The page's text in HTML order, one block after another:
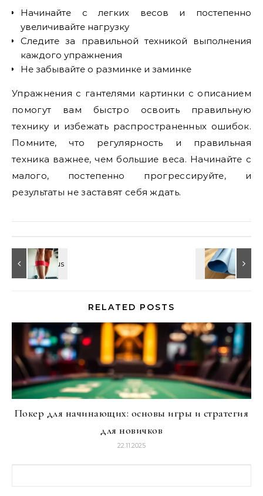
Начинайте с легких весов и постепенно
увеличивайте нагрузку
Следите за правильной техникой выполнения
каждого упражнения
Не забывайте о разминке и заминке
Упражнения с гантелями картинки с описанием
помогут вам быстро освоить правильную
технику и избежать распространенных ошибок.
Помните, что регулярность и правильная
техника важнее, чем большие веса. Начинайте с
малого, постепенно прогрессируйте, и
результаты не заставят себя ждать.
RELATED POSTS
Покер для начинающих: основы игры и стратегия
для новичков
22.11.2025